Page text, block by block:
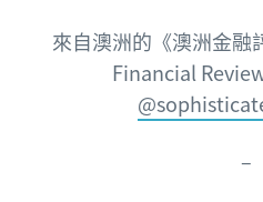
來自澳洲的 《澳洲金
Financial
–